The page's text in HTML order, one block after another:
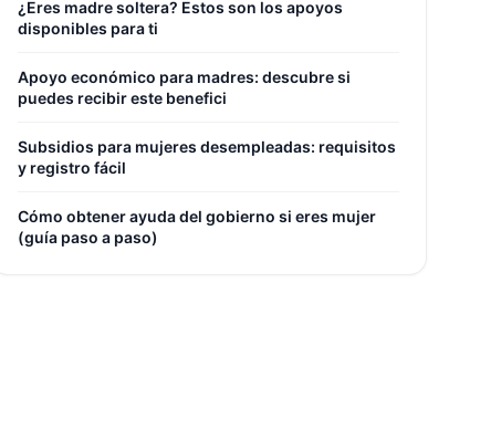
¿Eres madre soltera? Estos son los apoyos
disponibles para ti
Apoyo económico para madres: descubre si
puedes recibir este benefici
Subsidios para mujeres desempleadas: requisitos
y registro fácil
Cómo obtener ayuda del gobierno si eres mujer
(guía paso a paso)